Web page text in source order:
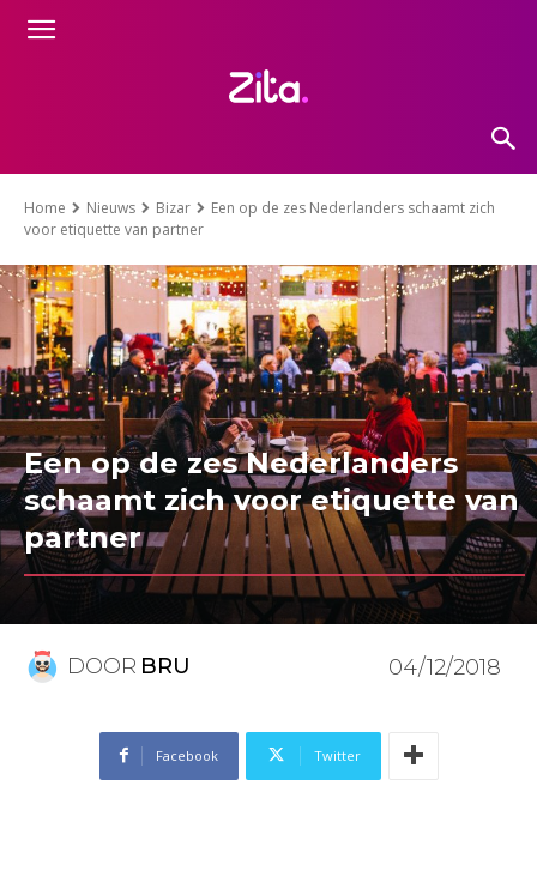
Home Nieuws Bizar
Een op de zes Nederlanders schaamt zich
voor etiquette van partner
Een op de zes Nederlanders
schaamt zich voor etiquette van
partner
DOOR BRU 04/12/2018
Facebook Twitter